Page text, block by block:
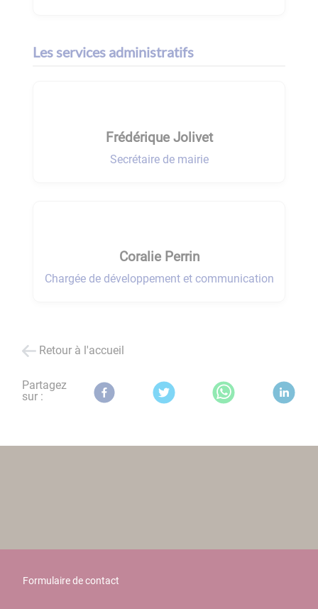
Les services administratifs
Frédérique Jolivet
Secrétaire de mairie
Coralie Perrin
Chargée de développement et communication
Retour à l'accueil
Partagez
sur :
Formulaire de contact